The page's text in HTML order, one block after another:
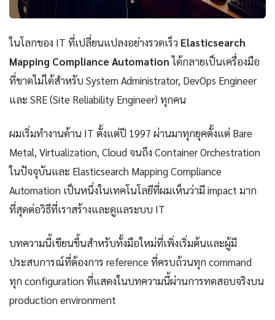
ในโลกของ IT ที่เปลี่ยนแปลงอย่างรวดเร็ว Elasticsearch
Mapping Compliance Automationได้กลายเป็นเครื่องมือ
ที่ขาดไม่ได้สำหรับ System Administrator, DevOps Engineer
และ SRE (Site Reliability Engineer) ทุกคน
ผมเริ่มทำงานด้าน IT ตั้งแต่ปี 1997 ผ่านมาทุกยุคตั้งแต่ Bare
Metal, Virtualization, Cloud จนถึง Container Orchestration
ในปัจจุบันและ Elasticsearch Mapping Compliance
Automation เป็นหนึ่งในเทคโนโลยีที่ผมเห็นว่ามี impact มาก
ที่สุดต่อวิธีที่เราสร้างและดูแลระบบ IT
บทความนี้เขียนขึ้นสำหรับทั้งมือใหม่ที่เพิ่งเริ่มต้นและผู้มี
ประสบการณ์ที่ต้องการ reference ที่ครบถ้วนทุก command
ทุก configuration ที่แสดงในบทความนี้ผ่านการทดสอบจริงบน
production environment